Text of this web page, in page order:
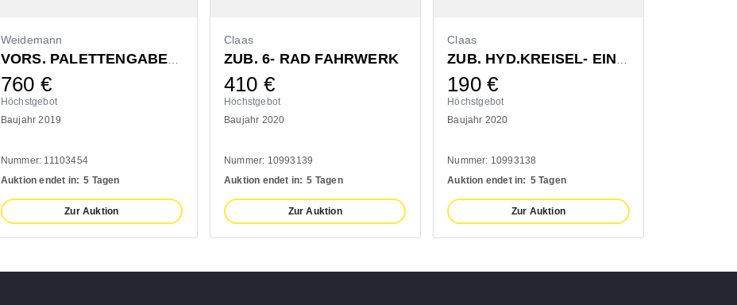
Weidemann
760 €
Höchstgebot
Baujahr 2019
Nummer: 11103454
Auktion endet in: 5 Tagen
Zur Auktion
Claas
ZUB. 6- RAD FAHRWERK
410 €
Höchstgebot
Baujahr 2020
Nummer: 10993139
Auktion endet in: 5 Tagen
Zur Auktion
Claas
190€
Höchstgebot
Baujahr 2020
Nummer: 10993138
Auktion endet in: 5 Tagen
Zur Auktion